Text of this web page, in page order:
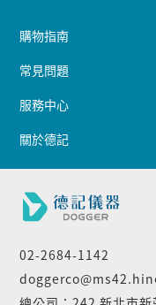
02-2684-1142
購物指南
常見問題
服務中心
關於德記